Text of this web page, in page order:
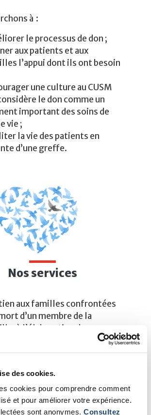
des cookies.
cookies pour comprendre comment
et pour améliorer votre expérience.
sont anonymes. Consultez
à :
le processus de don ;
aux patients et aux
l’appui dont ils ont besoin
une culture au CUSM
le don comme un
important des soins de
vie ;
la vie des patients en
d’une greffe.
Nos services
aux familles confrontées
d’un membre de la
à l’élaboration de
et à la création d’objets
de don d’organes et de
d’outils et de